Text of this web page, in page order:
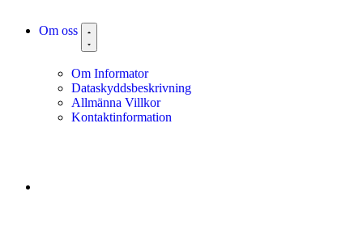
Om oss
Om Informator
Dataskyddsbeskrivning
Allmänna Villkor
Kontaktinformation